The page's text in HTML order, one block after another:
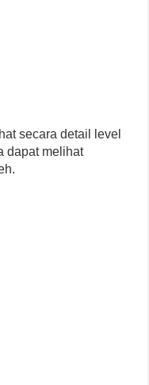
secara detail level
dapat melihat